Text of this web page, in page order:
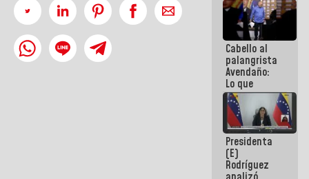
estén en el
marco de la
Constitución
de la
República
Cabello al
palangrista
Avendaño:
Lo que
vayas a
escribir
hazlo hoy
por que no
sabemos si
la semana
que viene
Presidenta
(E)
Rodríguez